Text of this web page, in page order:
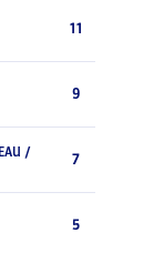
11
9
/
7
5